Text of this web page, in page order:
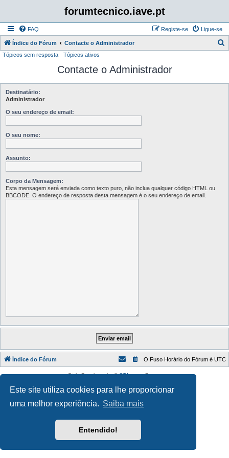
Este site utiliza cookies para lhe proporcionar
uma melhor experiência. Saiba mais
Entendido!
forumtecnico.iave.pt
FAQ Ligue-se
Registe-se
Índice do Fórum Contacte o Administrador
Tópicos sem resposta Tópicos ativos
Contacte o Administrador
Destinatário:
Administrador
O seu endereço de email:
O seu nome:
Assunto:
Corpo da Mensagem:
Esta mensagem será enviada como texto puro, não inclua qualquer código HTML ou
BBCODE. O endereço de resposta desta mensagem é o seu endereço de email.
Índice do Fórum O Fuso Horário do Fórum é UTC
Style Developer by ©GTA gameForum.
Traduzido por: phpBB Portugal
Privacidade
Termos